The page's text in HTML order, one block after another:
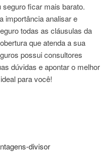
ficar mais barato.
importância analisar e
todas as cláusulas da
que atenda a sua
possui consultores
dúvidas e apontar o melhor
para você!